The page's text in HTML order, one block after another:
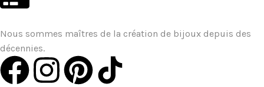
Nous sommes maîtres de la création de bijoux depuis des
décennies.